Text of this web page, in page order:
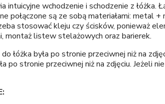
intuicyjne wchodzenie i schodzenie z
połączone są ze sobą materiałami:
stosować kleju czy ścisków, ponieważ
montaż listew stelażowych oraz barierek.
łóżka była po stronie przeciwnej niż na
po stronie przeciwnej niż na zdjęciu. Jeżeli